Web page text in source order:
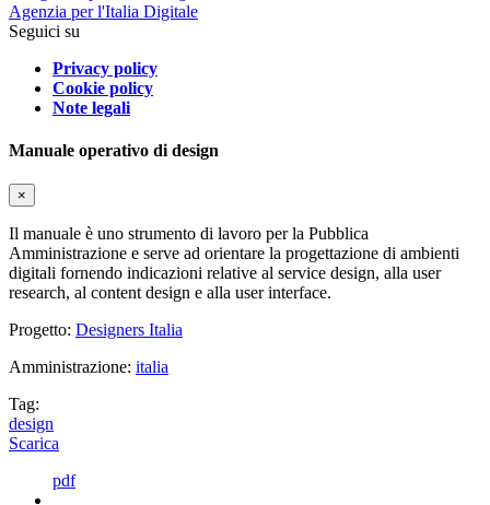
Agenzia per l'Italia Digitale
Seguici su
Privacy policy
Cookie policy
Note legali
Manuale operativo di design
×
Il manuale è uno strumento di lavoro per la Pubblica
Amministrazione e serve ad orientare la progettazione di ambienti
digitali fornendo indicazioni relative al service design, alla user
research, al content design e alla user interface.
Progetto: Designers Italia
Amministrazione: italia
Tag:
design
Scarica
pdf